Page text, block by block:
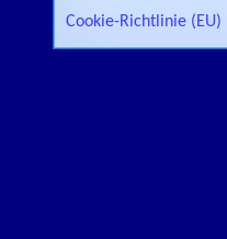
Cookie-Richtlinie (EU)